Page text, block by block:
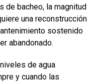
de bacheo, la magnitud
una reconstrucción
sostenido
abandonado.
de agua
y cuando las